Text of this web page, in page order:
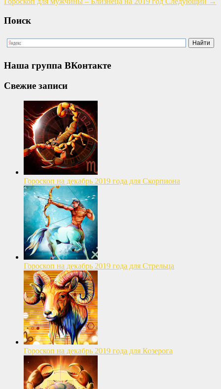
Поиск
Наша группа ВКонтакте
Свежие записи
Гороскоп на декабрь 2019 года для Скорпиона
Гороскоп на декабрь 2019 года для Стрельца
Гороскоп на декабрь 2019 года для Козерога